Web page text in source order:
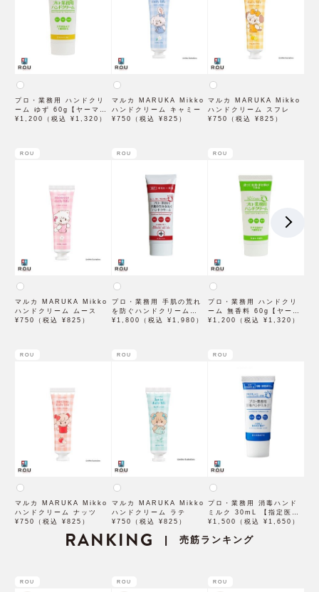
プロ・業務用 ハンドクリ
ーム ゆず 60g【ヤーマ
ン】
¥1,200（税込 ¥1,320）
マルカ MARUKA Mikko
ハンドクリーム キャミー
¥750（税込 ¥825）
マルカ MARUKA Mikko
ハンドクリーム スフレ
¥750（税込 ¥825）
ROU
マルカ MARUKA Mikko
ハンドクリーム ムース
¥750（税込 ¥825）
ROU
プロ・業務用 手肌の荒れ
を防ぐハンドクリーム
60g 【医薬部外品】【ヤ
¥1,800（税込 ¥1,980）
ROU
プロ・業務用 ハンドクリ
ーム 無香料 60g【ヤーマ
ン】
¥1,200（税込 ¥1,320）
ROU
マルカ MARUKA Mikko
ハンドクリーム ナッツ
¥750（税込 ¥825）
ROU
マルカ MARUKA Mikko
ハンドクリーム ラテ
¥750（税込 ¥825）
ROU
プロ・業務用 消毒ハンド
ミルク 30mL 【指定医薬
部外品】【ヤーマン】
¥1,500（税込 ¥1,650）
RANKING | 売筋ランキング
ROU ROU ROU